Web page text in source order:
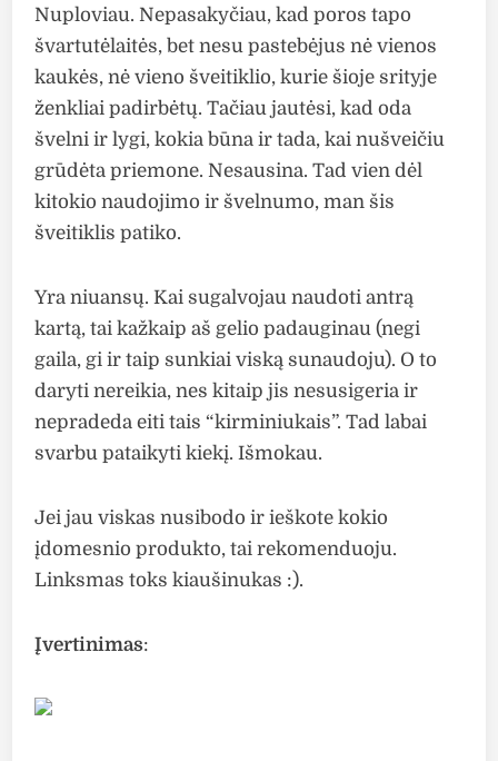
Nuploviau. Nepasakyčiau, kad poros tapo
švartutėlaitės, bet nesu pastebėjus nė vienos
kaukės, nė vieno šveitiklio, kurie šioje srityje
ženkliai padirbėtų. Tačiau jautėsi, kad oda
švelni ir lygi, kokia būna ir tada, kai nušveičiu
grūdėta priemone. Nesausina. Tad vien dėl
kitokio naudojimo ir švelnumo, man šis
šveitiklis patiko.
Yra niuansų. Kai sugalvojau naudoti antrą
kartą, tai kažkaip aš gelio padauginau (negi
gaila, gi ir taip sunkiai viską sunaudoju). O to
daryti nereikia, nes kitaip jis nesusigeria ir
nepradeda eiti tais “kirminiukais”. Tad labai
svarbu pataikyti kiekį. Išmokau.
Jei jau viskas nusibodo ir ieškote kokio
įdomesnio produkto, tai rekomenduoju.
Linksmas toks kiaušinukas :).
Įvertinimas: